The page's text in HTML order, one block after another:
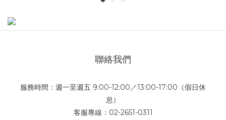
聯絡我們
服務時間：週一至週五 9:00-12:00／13:00-17:00（假日休
息）
客服專線：02-2651-0311